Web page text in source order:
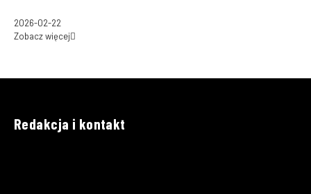
2026-02-22
Zobacz więcej
Redakcja i kontakt